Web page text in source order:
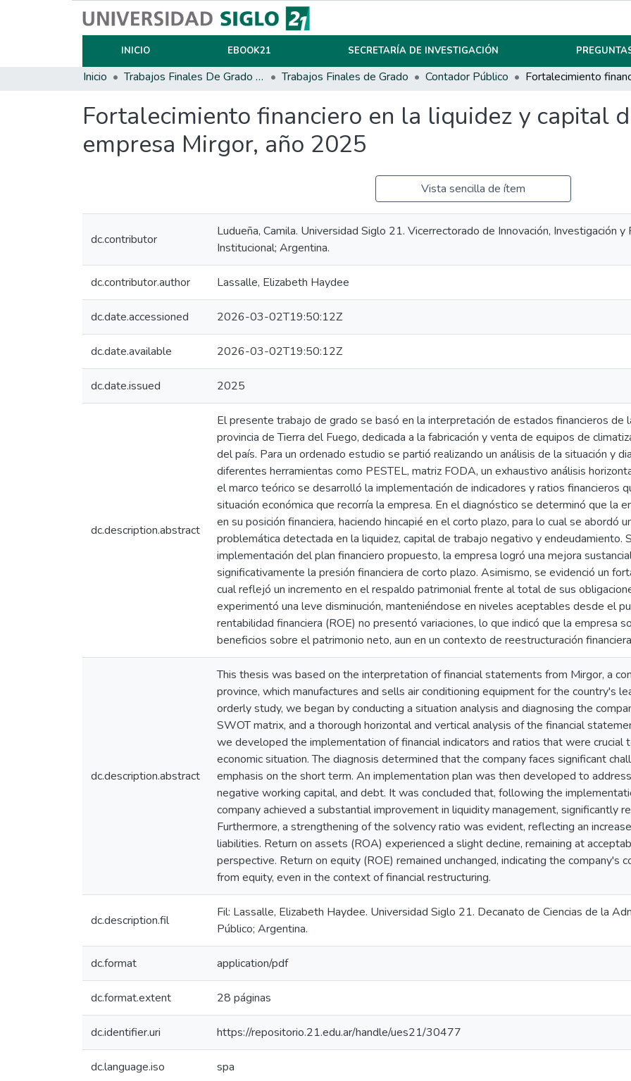
INICIO EBOOK21 SECRETARÍA DE INVESTIGACIÓN
Inicio Trabajos Finales De Grado Y Posgrado Trabajos Finales de Grado Contador Público
Fortalecimiento financiero en la liquidez y capital
empresa Mirgor, año 2025
Vista sencilla de ítem
dc.contributor
Ludueña, Camila. Universidad Siglo 21. Vicerrectorado de Innovación, Investigación
Institucional; Argentina.
dc.contributor.author Lassalle, Elizabeth Haydee
dc.date.accessioned 2026-03-02T19:50:12Z
dc.date.available 2026-03-02T19:50:12Z
dc.date.issued 2025
dc.description.abstract
El presente trabajo de grado se basó en la interpretación de estados financieros de
provincia de Tierra del Fuego, dedicada a la fabricación y venta de equipos de
del país. Para un ordenado estudio se partió realizando un análisis de la situación y
diferentes herramientas como PESTEL, matriz FODA, un exhaustivo análisis
el marco teórico se desarrolló la implementación de indicadores y ratios financieros
situación económica que recorría la empresa. En el diagnóstico se determinó que la
en su posición financiera, haciendo hincapié en el corto plazo, para lo cual se abordó
problemática detectada en la liquidez, capital de trabajo negativo y endeudamiento.
implementación del plan financiero propuesto, la empresa logró una mejora
significativamente la presión financiera de corto plazo. Asimismo, se evidenció un
cual reflejó un incremento en el respaldo patrimonial frente al total de sus
experimentó una leve disminución, manteniéndose en niveles aceptables desde el
rentabilidad financiera (ROE) no presentó variaciones, lo que indicó que la empresa
beneficios sobre el patrimonio neto, aun en un contexto de reestructuración
dc.description.abstract
This thesis was based on the interpretation of financial statements from Mirgor, a
province, which manufactures and sells air conditioning equipment for the country's
orderly study, we began by conducting a situation analysis and diagnosing the
SWOT matrix, and a thorough horizontal and vertical analysis of the financial
we developed the implementation of financial indicators and ratios that were crucial
economic situation. The diagnosis determined that the company faces significant
emphasis on the short term. An implementation plan was then developed to
negative working capital, and debt. It was concluded that, following the
company achieved a substantial improvement in liquidity management, significantly
Furthermore, a strengthening of the solvency ratio was evident, reflecting an
liabilities. Return on assets (ROA) experienced a slight decline, remaining at
perspective. Return on equity (ROE) remained unchanged, indicating the company's
from equity, even in the context of financial restructuring.
dc.description.fil
Fil: Lassalle, Elizabeth Haydee. Universidad Siglo 21. Decanato de Ciencias de la
Público; Argentina.
dc.format application/pdf
dc.format.extent 28 páginas
dc.identifier.uri https://repositorio.21.edu.ar/handle/ues21/30477
dc.language.iso spa